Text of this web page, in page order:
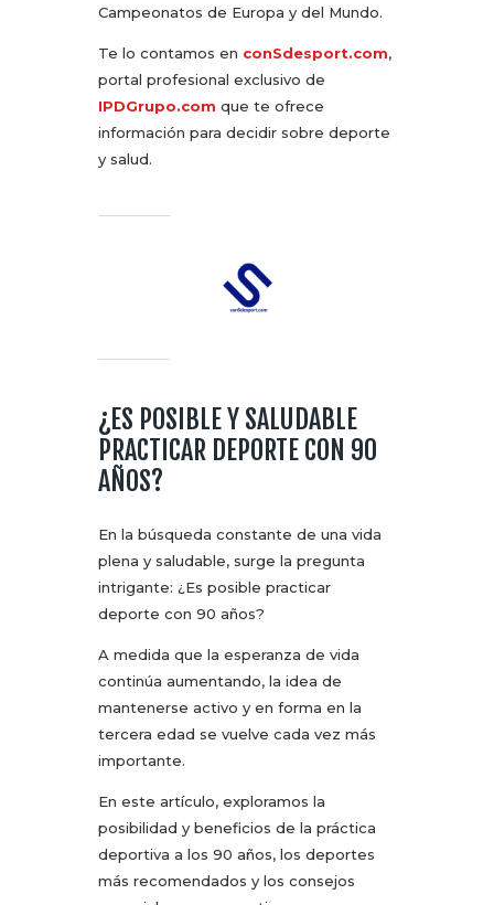
Campeonatos de Europa y del Mundo.
Te lo contamos en conSdesport.com,
portal profesional exclusivo de
IPDGrupo.com que te ofrece
información para decidir sobre deporte
y salud.
¿ES POSIBLE Y SALUDABLE
PRACTICAR DEPORTE CON 90
AÑOS?
En la búsqueda constante de una vida
plena y saludable, surge la pregunta
intrigante: ¿Es posible practicar
deporte con 90 años?
A medida que la esperanza de vida
continúa aumentando, la idea de
mantenerse activo y en forma en la
tercera edad se vuelve cada vez más
importante.
En este artículo, exploramos la
posibilidad y beneficios de la práctica
deportiva a los 90 años, los deportes
más recomendados y los consejos